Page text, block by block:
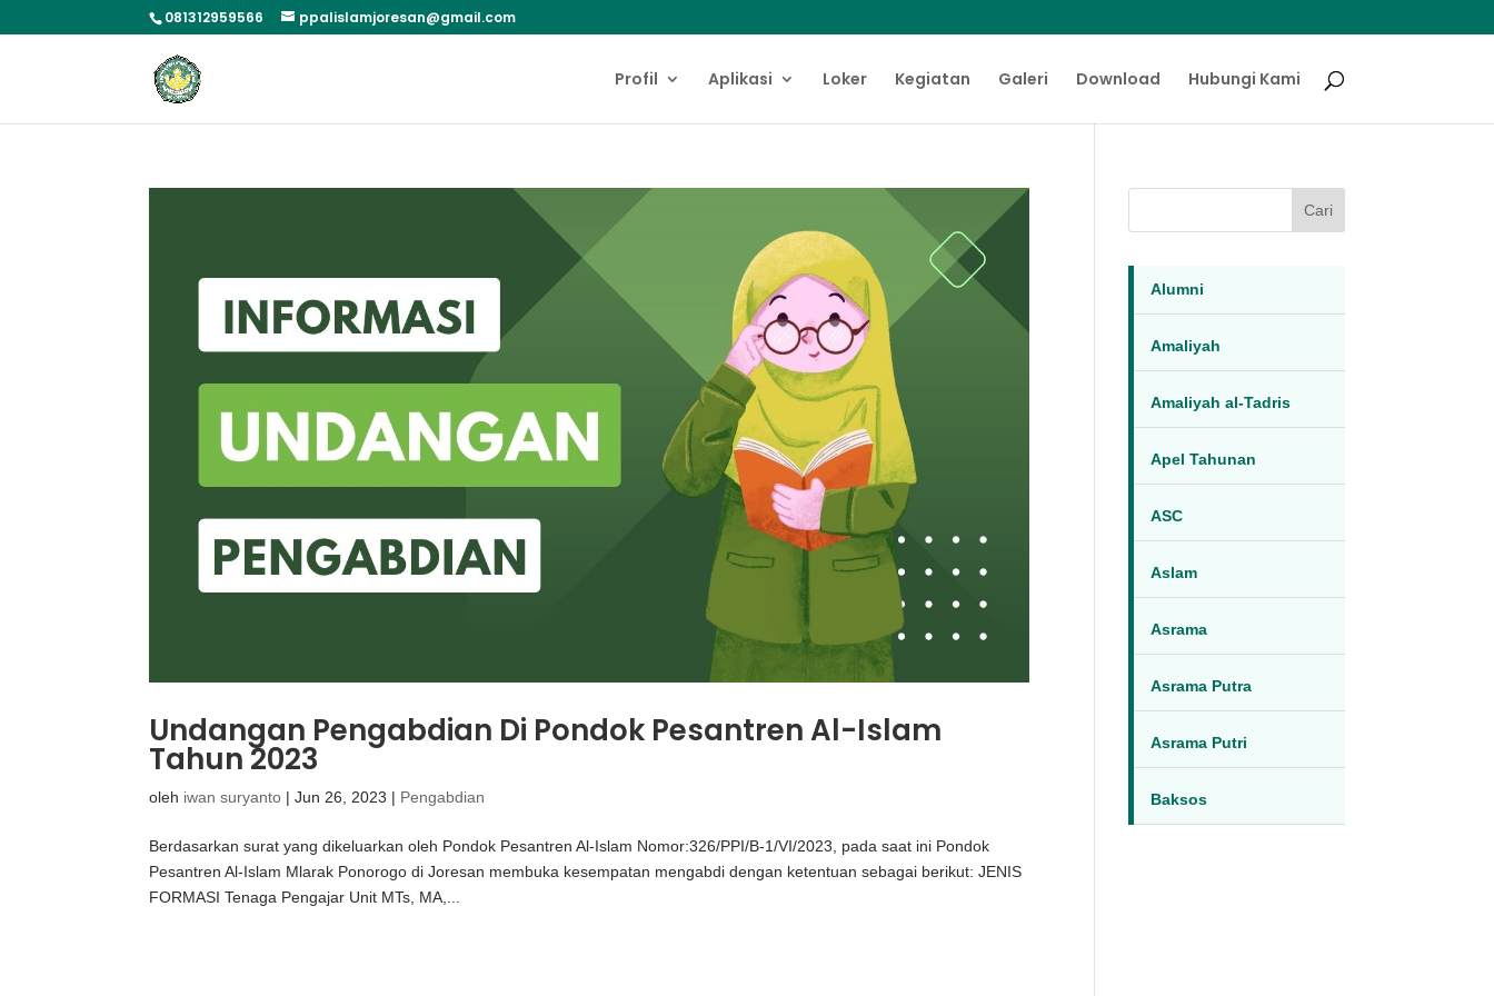
081312959566 ppalislamjoresan@gmail.com
Profil Aplikasi Loker Kegiatan Galeri Download Hubungi Kami
Undangan Pengabdian Di Pondok Pesantren Al-Islam
Tahun 2023
oleh iwan suryanto |Jun 26, 2023 | Pengabdian
Berdasarkan surat yang dikeluarkan oleh Pondok Pesantren Al-Islam Nomor:326/PPI/B-1/VI/2023, pada saat ini Pondok
Pesantren Al-Islam Mlarak Ponorogo di Joresan membuka kesempatan mengabdi dengan ketentuan sebagai berikut: JENIS
FORMASI Tenaga Pengajar Unit MTs, MA,...
Cari
Alumni
Amaliyah
Amaliyah al-Tadris
Apel Tahunan
ASC
Aslam
Asrama
Asrama Putra
Asrama Putri
Baksos